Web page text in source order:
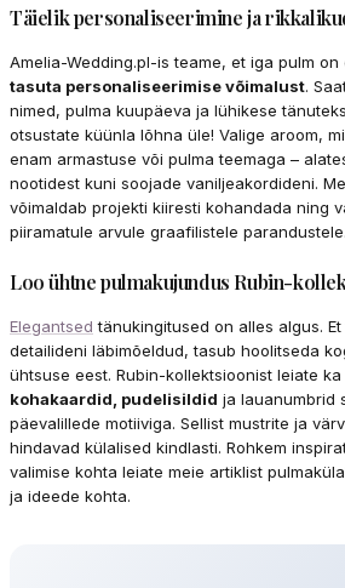
Täielik personaliseerimine ja
Amelia-Wedding.pl-is teame, et iga pulm
tasuta personaliseerimise võimalust.
nimed, pulma kuupäeva ja lühikese
otsustate küünla lõhna üle! Valige aroom,
enam armastuse või pulma teemaga –
nootidest kuni soojade vaniljeakordideni.
võimaldab projekti kiiresti kohandada ning
piiramatule arvule graafilistele parandustele.
Loo ühtne pulmakujundus Rubin-
Elegantsed tänukingitused on alles algus.
detailideni läbimõeldud, tasub hoolitseda
ühtsuse eest. Rubin-kollektsioonist leiate ka
kohakaardid, pudelisildid ja lauanumbrid
päevalillede motiiviga. Sellist mustrite ja
hindavad külalised kindlasti. Rohkem
valimise kohta leiate meie artiklist
ja ideede kohta.